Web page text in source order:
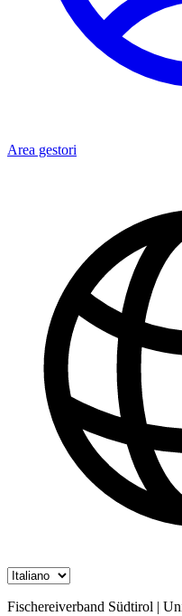
Area gestori
Fischereiverband Südtirol |